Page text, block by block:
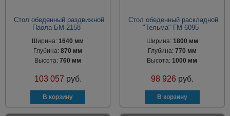
Стол обеденный раздвижной
Паола БМ-2158
Ширина:1640 мм
Глубина:870 мм
Высота:760 мм
103 057 руб.
Стол обеденный раскладной
"Тельма" ГМ 6095
Ширина: 1800 мм
Глубина: 770 мм
Высота:1000 мм
98 926 руб.